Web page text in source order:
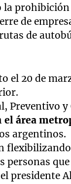
la
de
de
el 20 de
Preventivo
el área
argentinos.
personas
presidente